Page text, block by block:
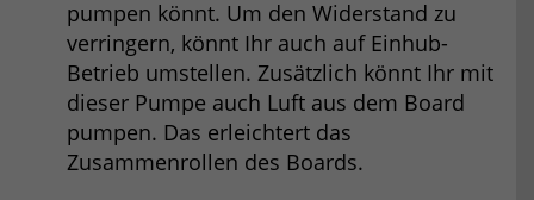
pumpen könnt. Um den Widerstand zu
verringern, könnt Ihr auch auf Einhub-
Betrieb umstellen. Zusätzlich könnt Ihr mit
dieser Pumpe auch Luft aus dem Board
pumpen. Das erleichtert das
Zusammenrollen des Boards.